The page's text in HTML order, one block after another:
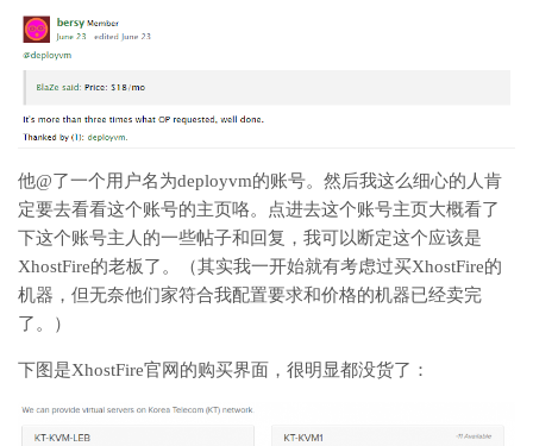
他@了一个用户名为deployvm的账号。然后我这么细心的人肯
定要去看看这个账号的主页咯。点进去这个账号主页大概看了
下这个账号主人的一些帖子和回复，我可以断定这个应该是
XhostFire的老板了。（其实我一开始就有考虑过买XhostFire的
机器，但无奈他们家符合我配置要求和价格的机器已经卖完
了。）
下图是XhostFire官网的购买界面，很明显都没货了：